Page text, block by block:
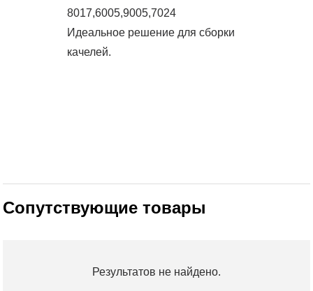
8017,6005,9005,7024
Идеальное решение для сборки
качелей.
Сопутствующие товары
Результатов не найдено.